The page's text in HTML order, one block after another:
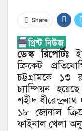
Share
ডেস্ক রিপোর্টঃ
ক্রিকেট
চট্টগ্রামকে ১৩
চ্যাম্পিয়ন
শহীদ
১৮ জোনাল
ফাইনাল খেলা